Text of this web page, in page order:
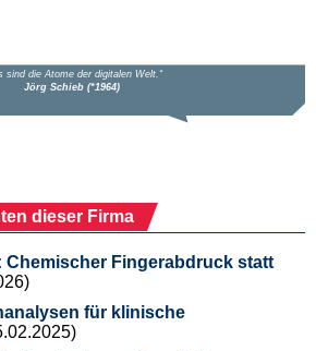
dieser Firma
Chemischer Fingerabdruck statt
für klinische